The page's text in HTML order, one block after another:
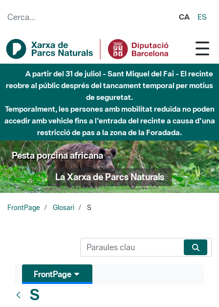
CA ES
A partir del 31 de juliol - Sant Miquel del Fai - El recinte
reobre al públic després del tancament temporal per motius
de seguretat.
Temporalment, les persones amb mobilitat reduïda no poden
accedir amb vehicle fins a l'entrada del recinte a causa d'una
restricció de pas a la zona de la Foradada.
Pesta porcina africana
La Xarxa de Parcs Naturals
FrontPage Glosari S
FrontPage
S